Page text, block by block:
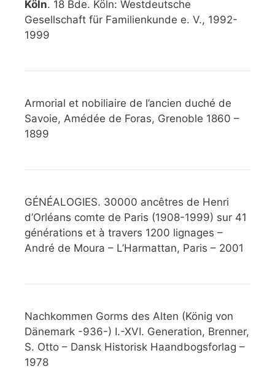
Köln. 18 Bde. Köln: Westdeutsche
Gesellschaft für Familienkunde e. V., 1992-
1999
Armorial et nobiliaire de l’ancien duché de
Savoie, Amédée de Foras, Grenoble 1860 –
1899
GÉNÉALOGIES. 30000 ancêtres de Henri
d’Orléans comte de Paris (1908-1999) sur 41
générations et à travers 1200 lignages –
André de Moura – L’Harmattan, Paris – 2001
Nachkommen Gorms des Alten (König von
Dänemark -936-) I.-XVI. Generation, Brenner,
S. Otto – Dansk Historisk Haandbogsforlag –
1978